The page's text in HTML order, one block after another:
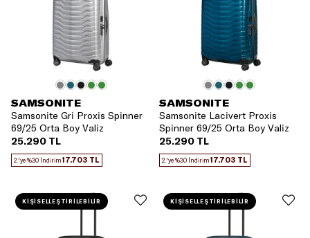
SAMSONITE
Samsonite Gri Proxis Spinner
69/25 Orta Boy Valiz
25.290 TL
2.'ye %30 İndirim17.703 TL
SAMSONITE
Samsonite Lacivert Proxis
Spinner 69/25 Orta Boy Valiz
25.290 TL
2.'ye %30 İndirim17.703 TL
KİŞİSELLEŞTİRİLEBİLİR KİŞİSELLEŞTİRİLEBİLİR